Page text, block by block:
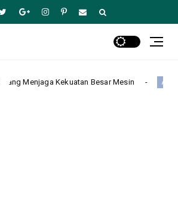
Kekuatan Besar Mesin Advertorial